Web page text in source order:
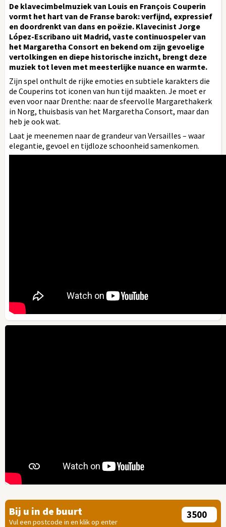
De klavecimbelmuziek van Louis en François Couperin
vormt het hart van de Franse barok: verfijnd, expressief
en doordrenkt van dans en poëzie. Klavecinist Jorge
López-Escribano uit Madrid, vaste continuospeler van
het Margaretha Consort en bekend om zijn gevoelige
vertolkingen en diepe historische inzicht, brengt deze
muziek tot leven met meesterlijke nuance en warmte.
Zijn spel onthult de rijke emoties en subtiele karakters die
de Couperins tot iconen van hun tijd maakten. Je moet er
even voor naar Drenthe: naar de sfeervolle Margarethakerk
in Norg, thuisbasis van het Margaretha Consort, maar dan
heb je ook wat.
Laat je meenemen naar de grandeur van Versailles – waar
elegantie, gevoel en tijdloze schoonheid samenkomen.
Bij u in de buurt
Vul een postcode in en klik op enter